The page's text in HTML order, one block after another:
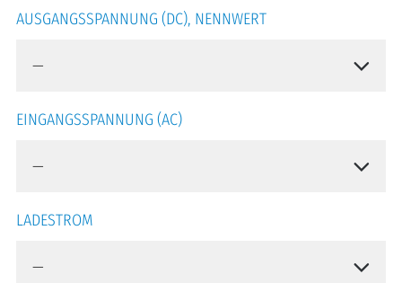
AUSGANGSSPANNUNG (DC), NENNWERT
EINGANGSSPANNUNG (AC)
LADESTROM